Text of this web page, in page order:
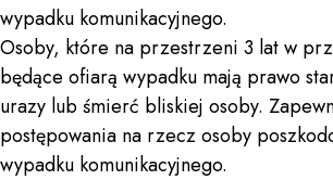
wypadku komunikacyjnego.
Osoby, które na przestrzeni 3 lat w
będące ofiarą wypadku mają prawo
urazy lub śmierć bliskiej osoby.
postępowania na rzecz osoby
wypadku komunikacyjnego.